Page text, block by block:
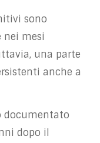
sono
mesi
una parte
anche a
documentato
dopo il